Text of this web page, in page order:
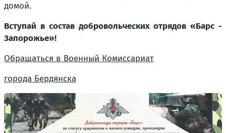
домой.
Вступай в состав добровольческих отрядов «Барс -
Запорожье»!
Обращаться в Военный Комиссариат
города Бердянска